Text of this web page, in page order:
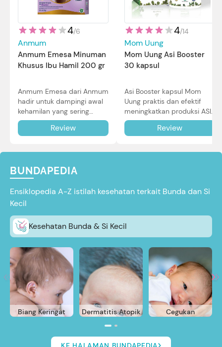
4/6
Anmum
Anmum Emesa Minuman
Khusus Ibu Hamil 200 gr
Anmum Emesa dari Anmum
hadir untuk dampingi awal
kehamilan yang sering
diiringi dengan mual dan
muntah. Simak reviewnya di
Review
4/14
Mom Uung
Mom Uung Asi Booster
30 kapsul
Asi Booster kapsul Mom
Uung praktis dan efektif
meningkatkan produksi ASI
Bunda untuk Si Kecil. Simak
review lengkapnya di sini.
Review
BUNDAPEDIA
Ensiklopedia A-Z istilah kesehatan terkait Bunda dan Si
Kecil
Kesehatan Bunda & Si Kecil
Biang Keringat Dermatitis Atopik Cegukan